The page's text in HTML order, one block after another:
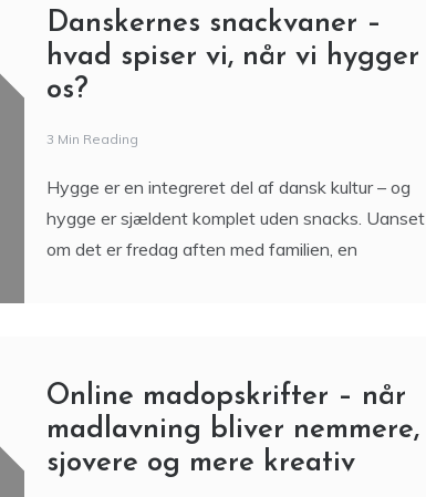
Danskernes snackvaner –
hvad spiser vi, når vi hygger
os?
3 Min Reading
Hygge er en integreret del af dansk kultur – og
hygge er sjældent komplet uden snacks. Uanset
om det er fredag aften med familien, en
Online madopskrifter – når
madlavning bliver nemmere,
sjovere og mere kreativ